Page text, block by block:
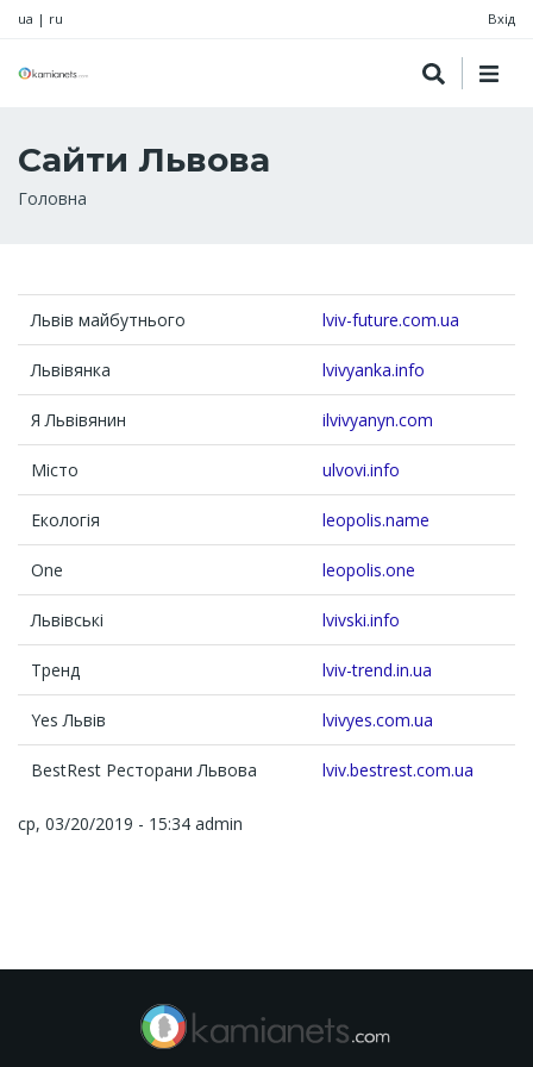
ua | ru Вхід
Сайти Львова
Рядок
Головна
Львів майбутнього lviv-future.com.ua
Львівянка lvivyanka.info
Я Львівянин ilvivyanyn.com
Місто ulvovi.info
Екологія leopolis.name
One leopolis.one
Львівські lvivski.info
Тренд lviv-trend.in.ua
Yes Львів lvivyes.com.ua
BestRest Ресторани Львова lviv.bestrest.com.ua
ср, 03/20/2019 - 15:34 admin